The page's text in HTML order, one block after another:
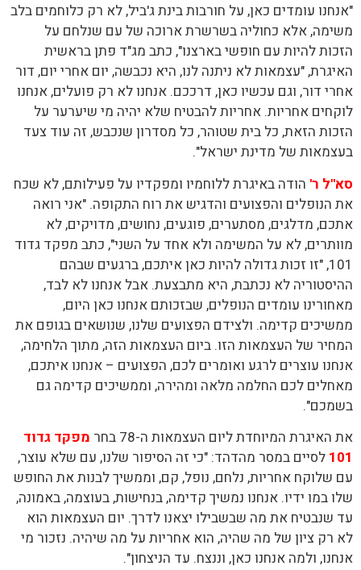
"אנחנו עומדים כאן, על חורבות בינת ג'ביל, לא רק כלוחמים בלב
משימה, אלא כחוליה בשרשרת ארוכה של עם שנלחם על
הזכות להיות עם חופשי בארצנו", כתב מג"ד פתן בראשית
האיגרת, "עצמאות לא ניתנה לנו, היא נכבשה, יום אחרי יום, דור
אחרי דור, וגם עכשיו כאן, דרככם. אנחנו לא רק פועלים, אנחנו
לוקחים אחריות. אחריות להבטיח שלא יהיה מי שיערער על
הזכות הזאת, כל בית שטוהר, כל מסדרון שנכבש, זה עוד צעד
בעצמאות של מדינת ישראל".
סא"ל ר' הודה באיגרת ללוחמיו ומפקדיו על פעילותם, לא שכח
את הנופלים והפצועים והדגיש את רוח התקופה. "אני רואה
אתכם, מדלגים, מסתערים, פוגעים, נחושים, מדויקים, לא
מוותרים, לא על המשימה ולא אחד על השני", כתב מפקד גדוד
101, "זו זכות גדולה להיות כאן איתכם, ברגעים שבהם
ההיסטוריה לא נכתבת, היא מתבצעת. אבל אנחנו לא לבד,
מאחורינו עומדים הנופלים, שבזכותם אנחנו כאן היום,
ממשיכים קדימה. ולצידם הפצועים שלנו, שנושאים בגופם את
המחיר של העצמאות הזו. ביום העצמאות הזה, מתוך הלחימה,
אנחנו עוצרים לרגע ואומרים לכם, הפצועים – אנחנו איתכם,
מאחלים לכם החלמה מלאה ומהירה, וממשיכים קדימה גם
בשמכם".
את האיגרת המיוחדת ליום העצמאות ה-78 בחר
מפקד גדוד
101 לסיים במסר מהדהד: "כי זה הסיפור שלנו, עם שלא עוצר,
עם שלוקח אחריות, נלחם, נופל, קם, וממשיך לבנות את החופש
שלו במו ידיו. אנחנו נמשיך קדימה, בנחישות, בעוצמה, באמונה,
עד שנבטיח את מה שבשבילו יצאנו לדרך. יום העצמאות הוא
לא רק ציון של מה שהיה, הוא אחריות על מה שיהיה. נזכור מי
אנחנו, ולמה אנחנו כאן, וננצח. עד הניצחון".